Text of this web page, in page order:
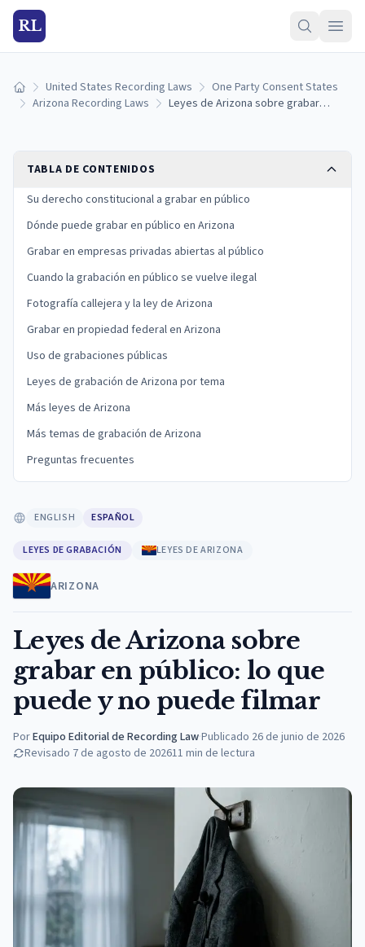
RL
Inicio United States Recording Laws
One Party Consent States
Arizona Recording Laws
Leyes de Arizona sobre grabar en público: lo que puede y no puede filmar
TABLA DE CONTENIDOS
Su derecho constitucional a grabar en público
Dónde puede grabar en público en Arizona
Grabar en empresas privadas abiertas al público
Cuando la grabación en público se vuelve ilegal
Fotografía callejera y la ley de Arizona
Grabar en propiedad federal en Arizona
Uso de grabaciones públicas
Leyes de grabación de Arizona por tema
Más leyes de Arizona
Más temas de grabación de Arizona
Preguntas frecuentes
ENGLISH ESPAÑOL
LEYES DE GRABACIÓN LEYES DE ARIZONA
ARIZONA
Leyes de Arizona sobre
grabar en público: lo que
puede y no puede filmar
PorEquipo Editorial de Recording Law·Publicado 26 de junio de 2026
Revisado 7 de agosto de 202611 min de lectura